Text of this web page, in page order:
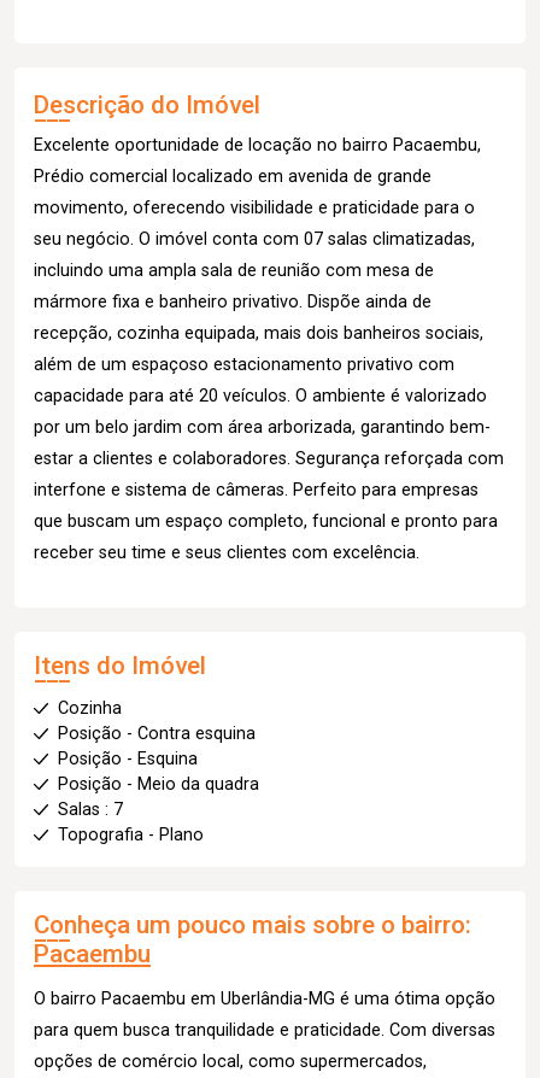
Descrição do Imóvel
Excelente oportunidade de locação no bairro Pacaembu,
Prédio comercial localizado em avenida de grande
movimento, oferecendo visibilidade e praticidade para o
seu negócio. O imóvel conta com 07 salas climatizadas,
incluindo uma ampla sala de reunião com mesa de
mármore fixa e banheiro privativo. Dispõe ainda de
recepção, cozinha equipada, mais dois banheiros sociais,
além de um espaçoso estacionamento privativo com
capacidade para até 20 veículos. O ambiente é valorizado
por um belo jardim com área arborizada, garantindo bem-
estar a clientes e colaboradores. Segurança reforçada com
interfone e sistema de câmeras. Perfeito para empresas
que buscam um espaço completo, funcional e pronto para
receber seu time e seus clientes com excelência.
Itens do Imóvel
Cozinha
Posição - Contra esquina
Posição - Esquina
Posição - Meio da quadra
Salas : 7
Topografia - Plano
Conheça um pouco mais sobre o bairro:
Pacaembu
O bairro Pacaembu em Uberlândia-MG é uma ótima opção
para quem busca tranquilidade e praticidade. Com diversas
opções de comércio local, como supermercados,